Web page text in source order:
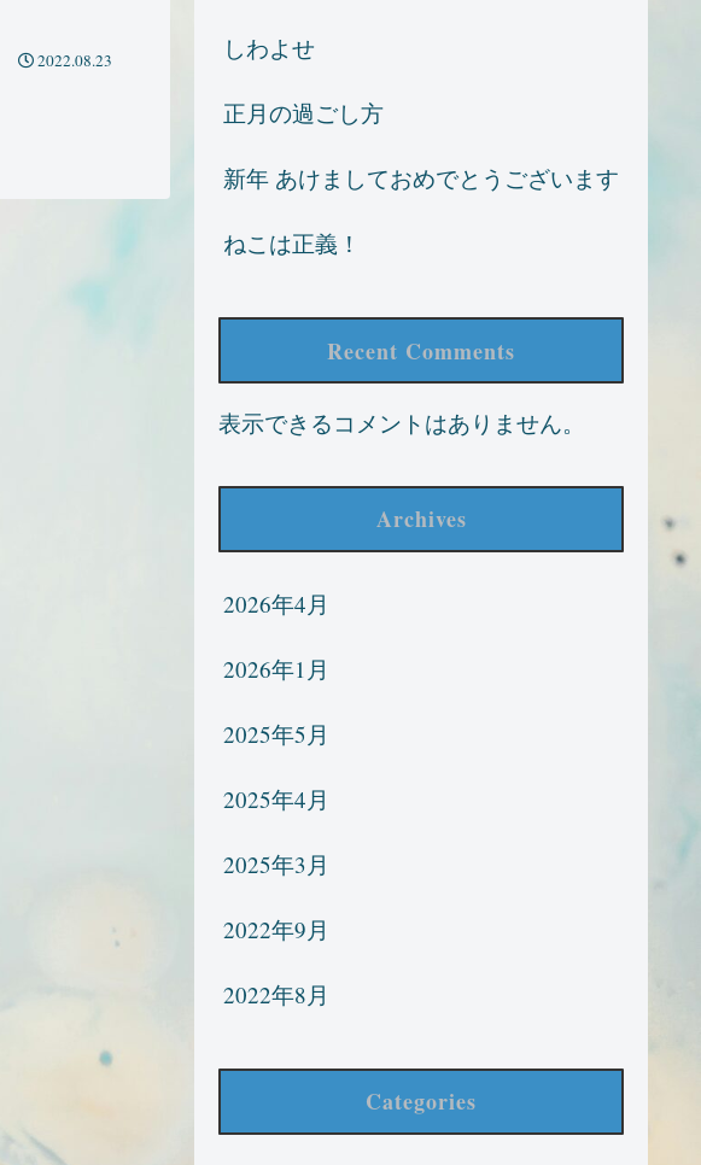
2022.08.23 しわよせ
正月の過ごし方
新年 あけましておめでとうございます
ねこは正義！
Recent Comments
表示できるコメントはありません。
Archives
2026年4月
2026年1月
2025年5月
2025年4月
2025年3月
2022年9月
2022年8月
Categories